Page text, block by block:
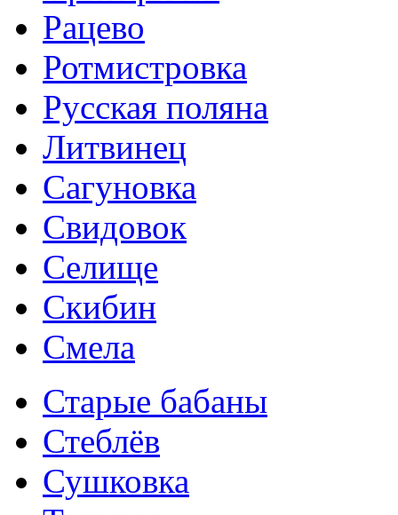
Рацево
Ротмистровка
Русская поляна
Литвинец
Сагуновка
Свидовок
Селище
Скибин
Смела
Старые бабаны
Стеблёв
Сушковка